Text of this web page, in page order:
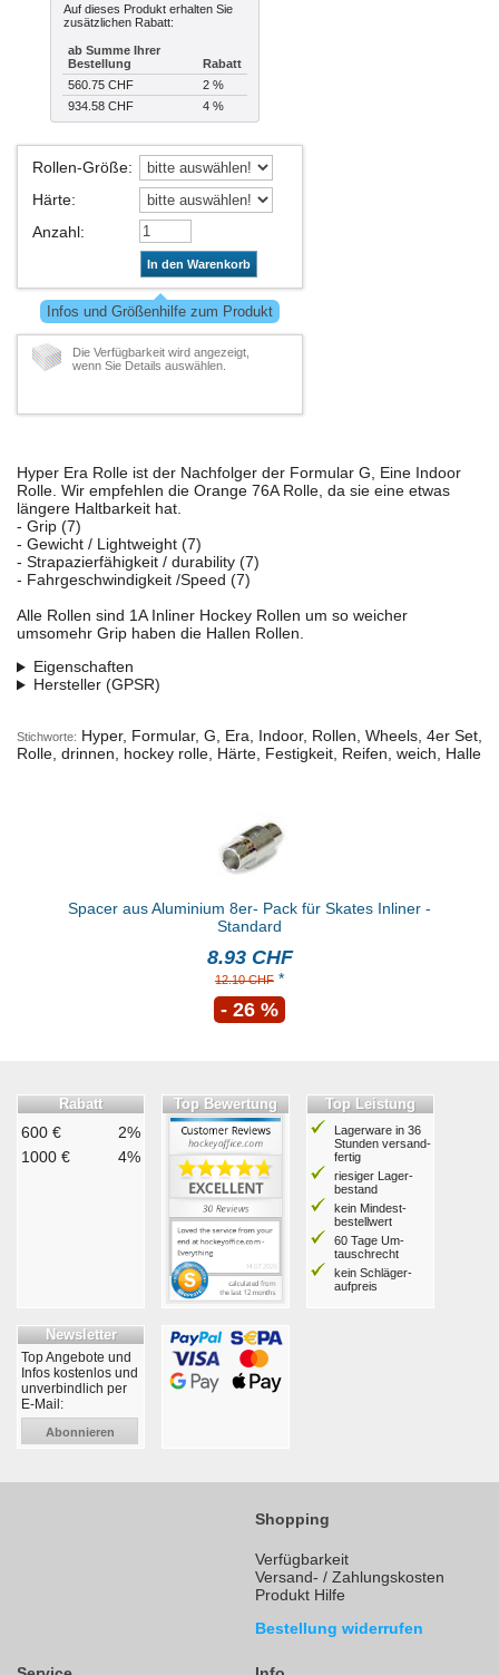
Auf dieses Produkt erhalten Sie
zusätzlichen Rabatt:
ab Summe Ihrer
Bestellung
Rabatt
560.75 CHF
2 %
934.58 CHF
4 %
Rollen-Größe:
Härte:
Anzahl:
In den Warenkorb
Infos und Größenhilfe zum Produkt
Die Verfügbarkeit wird angezeigt,
wenn Sie Details auswählen.
Hyper Era Rolle ist der Nachfolger der Formular G, Eine Indoor
Rolle. Wir empfehlen die Orange 76A Rolle, da sie eine etwas
längere Haltbarkeit hat.
- Grip (7)
- Gewicht / Lightweight (7)
- Strapazierfähigkeit / durability (7)
- Fahrgeschwindigkeit /Speed (7)
Alle Rollen sind 1A Inliner Hockey Rollen um so weicher
umsomehr Grip haben die Hallen Rollen.
Eigenschaften
Hersteller (GPSR)
Stichworte: Hyper, Formular, G, Era, Indoor, Rollen, Wheels, 4er Set,
Rolle, drinnen, hockey rolle, Härte, Festigkeit, Reifen, weich, Halle
Spacer aus Aluminium 8er- Pack für Skates Inliner -
Standard
8.93 CHF
12.10 CHF *
- 26 %
Rabatt
600 €
2%
1000 €
4%
Top Bewertung Top Leistung
Lagerware in 36
Stunden ver­sand­
fertig
riesiger Lager­
bestand
kein Mindest­
bestell­wert
60 Tage Um­
tausch­recht
kein Schläger­
aufpreis
Newsletter
Top Angebote und
Infos kostenlos und
unverbindlich per
E-Mail:
Abonnieren
Shopping
Verfügbarkeit
Versand- / Zahlungskosten
Produkt Hilfe
Bestellung widerrufen